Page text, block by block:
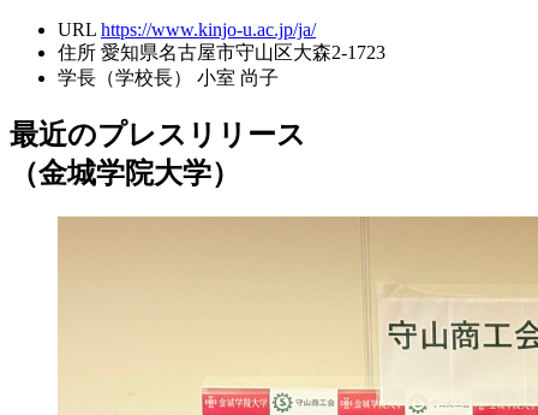
URL https://www.kinjo-u.ac.jp/ja/
住所 愛知県名古屋市守山区大森2-1723
学長（学校長）
小室 尚子
最近のプレスリリース
（金城学院大学）